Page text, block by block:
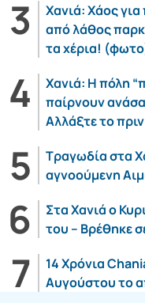
Χανιά: Χάος
από λάθος
τα χέρια!
Χανιά: Η πόλη
παίρνουν ανάσα
Αλλάξτε το
Τραγωδία στα
αγνοούμενη
Στα Χανιά ο
του – Βρέθηκε
14 Χρόνια
Αυγούστου το